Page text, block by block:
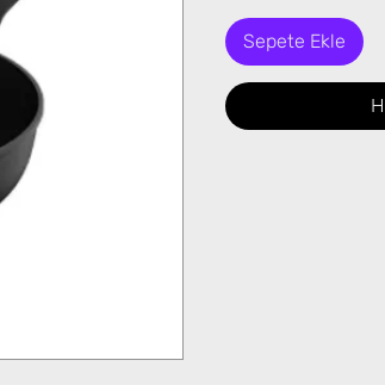
Sepete Ekle